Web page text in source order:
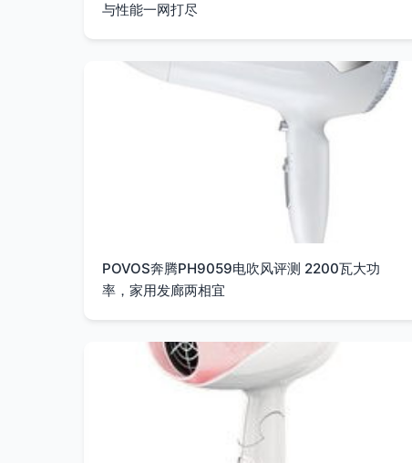
与性能一网打尽
POVOS奔腾PH9059电吹风评测 2200瓦大功
率，家用发廊两相宜